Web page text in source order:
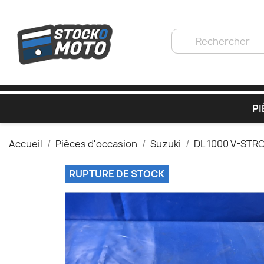
Accueil Pièces d'occasion Suzuki DL 1000 V-
RUPTURE DE STOCK